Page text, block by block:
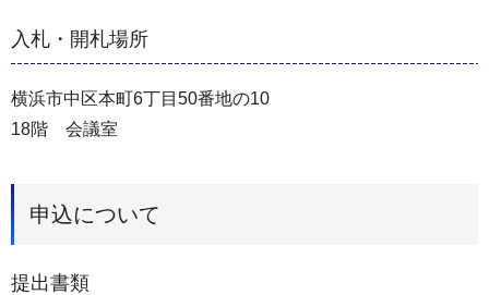
入札・開札場所
横浜市中区本町6丁目50番地の10
18階 会議室
申込について
提出書類